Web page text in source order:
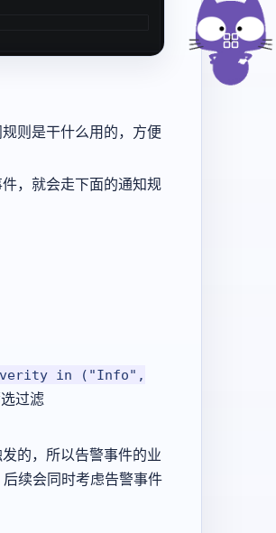
则是干什么用的，方便
，就会走下面的通知规
in ("Info",
过滤
的，所以告警事件的业
续会同时考虑告警事件